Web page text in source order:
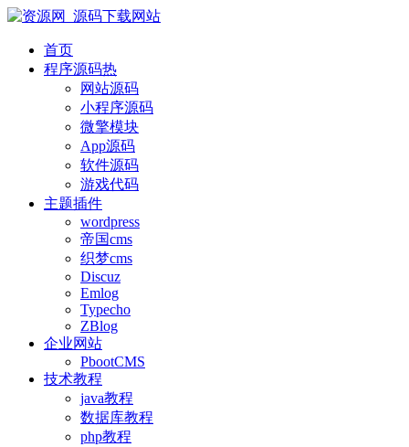
首页
程序源码热
网站源码
小程序源码
微擎模块
App源码
软件源码
游戏代码
主题插件
wordpress
帝国cms
织梦cms
Discuz
Emlog
Typecho
ZBlog
企业网站
PbootCMS
技术教程
java教程
数据库教程
php教程